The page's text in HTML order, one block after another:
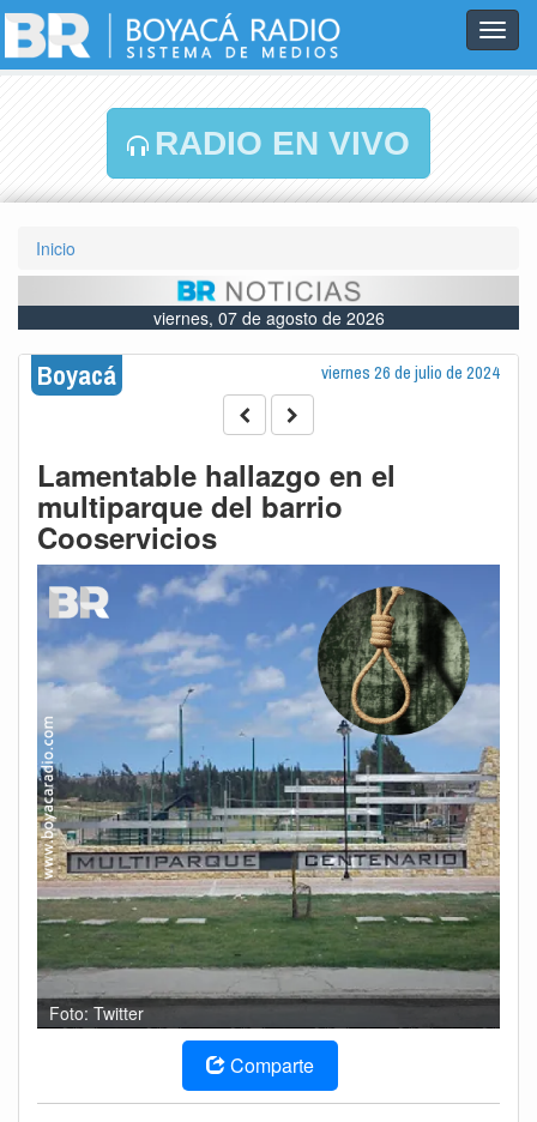
RADIO EN VIVO
Inicio
viernes, 07 de agosto de 2026
Boyacá viernes 26 de julio de 2024
Lamentable hallazgo en el
multiparque del barrio
Cooservicios
Foto: Twitter
Comparte